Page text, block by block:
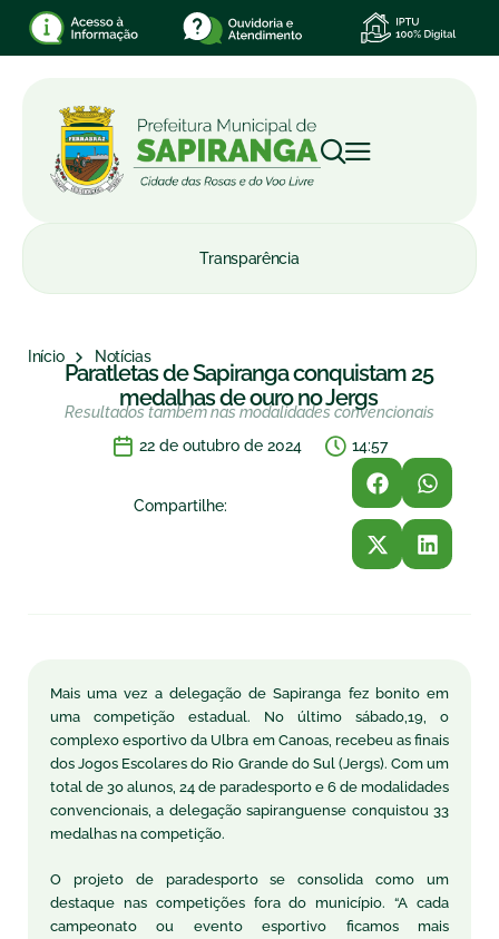
Transparência
Início Notícias
Paratletas de Sapiranga conquistam 25
medalhas de ouro no Jergs
Resultados também nas modalidades convencionais
22 de outubro de 2024
14:57
Compartilhe:
Mais uma vez a delegação de Sapiranga fez bonito em
uma competição estadual. No último sábado,19, o
complexo esportivo da Ulbra em Canoas, recebeu as finais
dos Jogos Escolares do Rio Grande do Sul (Jergs). Com um
total de 30 alunos, 24 de paradesporto e 6 de modalidades
convencionais, a delegação sapiranguense conquistou 33
medalhas na competição.
O projeto de paradesporto se consolida como um
destaque nas competições fora do município. “A cada
campeonato ou evento esportivo ficamos mais